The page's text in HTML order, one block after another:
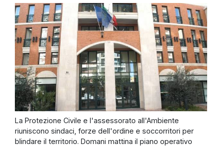
La Protezione Civile e l'assessorato all'Ambiente
riuniscono sindaci, forze dell'ordine e soccorritori per
blindare il territorio. Domani mattina il piano operativo